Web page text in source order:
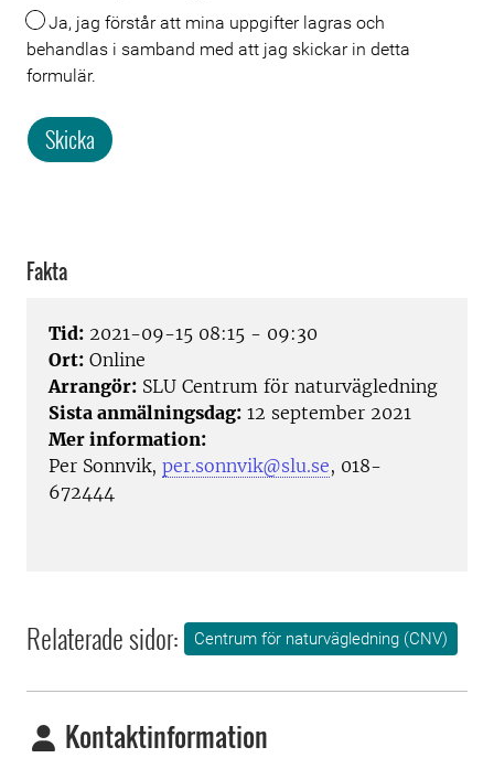
Ja, jag förstår att mina uppgifter lagras och
behandlas i samband med att jag skickar in detta
formulär.
Skicka
Fakta
Tid: 2021-09-15 08:15 - 09:30
Ort: Online
Arrangör: SLU Centrum för naturvägledning
Sista anmälningsdag: 12 september 2021
Mer information:
Per Sonnvik, per.sonnvik@slu.se, 018-
672444
Relaterade sidor: Centrum för naturvägledning (CNV)
Kontaktinformation